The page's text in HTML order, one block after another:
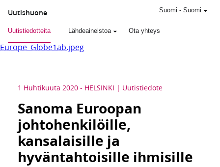
Uutishuone
Uutistiedotteita Lähdeaineistoa Ota yhteys
Suomi - Suomi
Europe_Globe1ab.jpeg
1 Huhtikuuta 2020 - HELSINKI Uutistiedote
Sanoma Euroopan
johtohenkilöille,
kansalaisille ja
hyväntahtoisille ihmisille